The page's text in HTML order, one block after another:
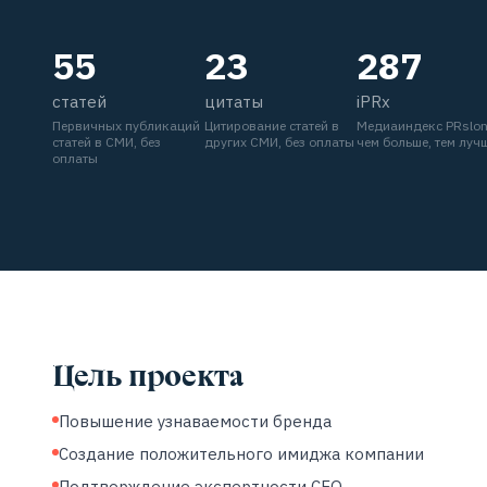
55
статей
Первичных публикаций
статей в СМИ, без
оплаты
23
цитаты
Цитирование статей в
других СМИ, без оплаты
287
iPRx
Медиаиндекс PRslon
чем больше, тем
Цель проекта
Повышение узнаваемости бренда
Создание положительного имиджа компании